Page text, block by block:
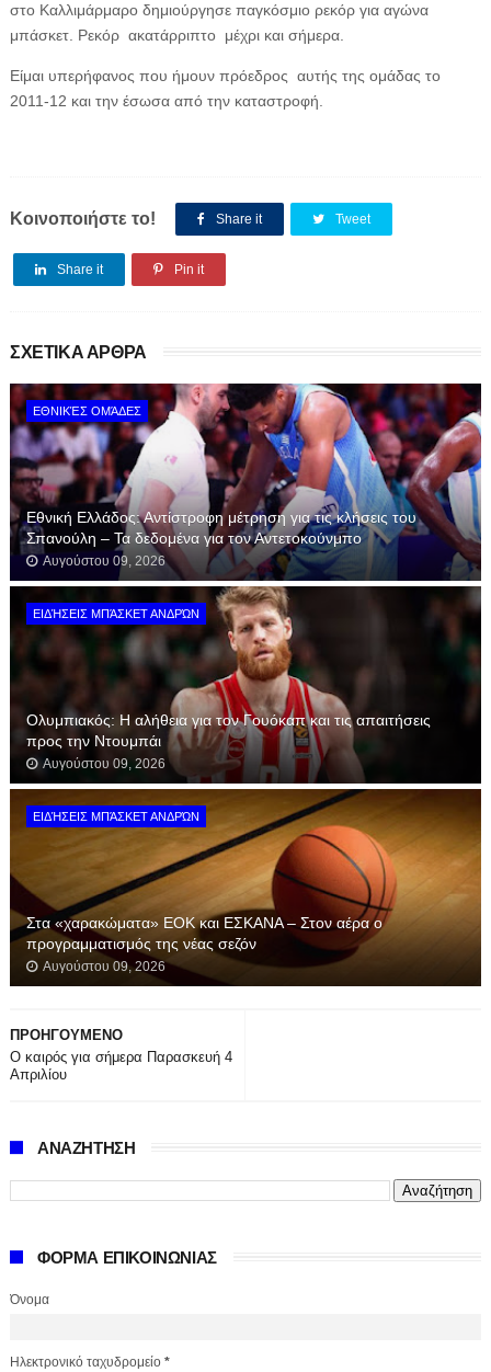
στο Καλλιμάρμαρο δημιούργησε παγκόσμιο ρεκόρ για αγώνα
μπάσκετ. Ρεκόρ ακατάρριπτο μέχρι και σήμερα.
Είμαι υπερήφανος που ήμουν πρόεδρος αυτής της ομάδας το
2011-12 και την έσωσα από την καταστροφή.
Κοινοποιήστε το! Share it Tweet
Share it Pin it
ΣΧΕΤΙΚΑ ΑΡΘΡΑ
ΕΘΝΙΚΈΣ ΟΜΆΔΕΣ
Εθνική Ελλάδος: Αντίστροφη μέτρηση για τις κλήσεις του
Σπανούλη – Τα δεδομένα για τον Αντετοκούνμπο
Αυγούστου 09, 2026
ΕΙΔΉΣΕΙΣ ΜΠΆΣΚΕΤ ΑΝΔΡΏΝ
Ολυμπιακός: Η αλήθεια για τον Γουόκαπ και τις απαιτήσεις
προς την Ντουμπάι
Αυγούστου 09, 2026
ΕΙΔΉΣΕΙΣ ΜΠΆΣΚΕΤ ΑΝΔΡΏΝ
Στα «χαρακώματα» ΕΟΚ και ΕΣΚΑΝΑ – Στον αέρα ο
προγραμματισμός της νέας σεζόν
Αυγούστου 09, 2026
ΠΡΟΗΓΟΥΜΕΝΟ
Ο καιρός για σήμερα Παρασκευή 4
Απριλίου
ΑΝΑΖΗΤΗΣΗ
ΦΟΡΜΑ ΕΠΙΚΟΙΝΩΝΙΑΣ
Όνομα
Ηλεκτρονικό ταχυδρομείο *